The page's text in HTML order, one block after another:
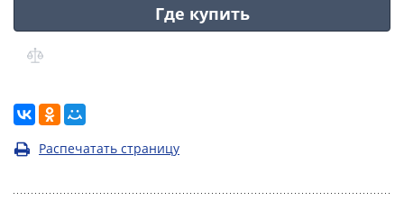
Где купить
Распечатать страницу